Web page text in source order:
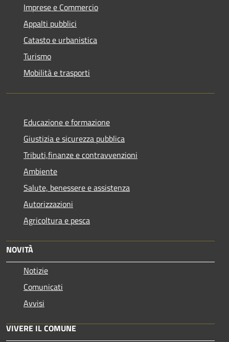
Imprese e Commercio
Appalti pubblici
Catasto e urbanistica
Turismo
Mobilità e trasporti
Educazione e formazione
Giustizia e sicurezza pubblica
Tributi,finanze e contravvenzioni
Ambiente
Salute, benessere e assistenza
Autorizzazioni
Agricoltura e pesca
NOVITÀ
Notizie
Comunicati
Avvisi
VIVERE IL COMUNE